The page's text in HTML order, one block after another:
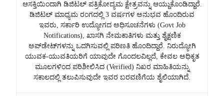
ಆಸಕ್ತಿಯಿಂದಾಗಿ ಡಿಜಿಟಲ್ ಪತ್ರಿಕೋದ್ಯಮ ಕ್ಷೇತ್ರವನ್ನು ಆಯ್ದುಕೊಂಡಿದ್ದಾರೆ.
ಡಿಜಿಟಲ್ ಮಾಧ್ಯಮ ರಂಗದಲ್ಲಿ 3 ವರ್ಷಗಳ ಅನುಭವ ಹೊಂದಿರುವ
ಇವರು, ಸರ್ಕಾರಿ ಉದ್ಯೋಗದ ಅಧಿಸೂಚನೆಗಳು (Govt Job
Notifications), ಖಾಸಗಿ ನೇಮಕಾತಿಗಳು ಮತ್ತು ಶೈಕ್ಷಣಿಕ
ಅಪ್‌ಡೇಟ್‌ಗಳನ್ನು ಒದಗಿಸುವಲ್ಲಿ ಪರಿಣತಿ ಹೊಂದಿದ್ದಾರೆ. ನಿರುದ್ಯೋಗಿ
ಯುವಕ-ಯುವತಿಯರಿಗೆ ಯಾವುದೇ ಗೊಂದಲವಿಲ್ಲದೆ, ಕೇವಲ ಅಧಿಕೃತ
ಮೂಲಗಳಿಂದ ಪರಿಶೀಲಿಸಿದ (Verified) ನಿಖರ ಮಾಹಿತಿಯನ್ನು
ಸಕಾಲದಲ್ಲಿ ತಲುಪಿಸುವುದೇ ಇವರ ಬರವಣಿಗೆಯ ಶೈಲಿಯಾಗಿದೆ.